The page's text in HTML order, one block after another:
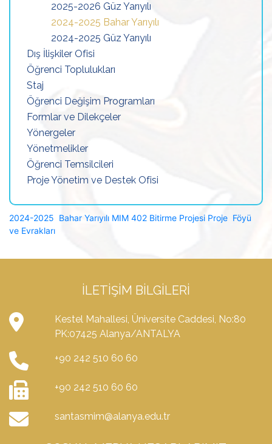
2025-2026 Güz Yarıyılı
2024-2025 Bahar Yarıyılı
2024-2025 Güz Yarıyılı
Dış İlişkiler Ofisi
Öğrenci Toplulukları
Staj
Öğrenci Değişim Programları
Formlar ve Dilekçeler
Yönergeler
Yönetmelikler
Öğrenci Temsilcileri
Proje Yönetim ve Destek Ofisi
2024-2025 Bahar Yarıyılı MIM 402 Bitirme Projesi Proje Föyü
ve Evrakları
İLETIŞIM BILGILERI
Kestel Mahallesi, Üniversite Caddesi, No:80
PK:07425 Alanya/ANTALYA
+90 242 510 60 60
+90 242 510 60 60
santasmim@alanya.edu.tr